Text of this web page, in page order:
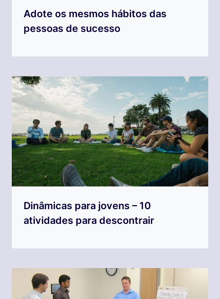
Adote os mesmos hábitos das
pessoas de sucesso
Dinâmicas para jovens – 10
atividades para descontrair